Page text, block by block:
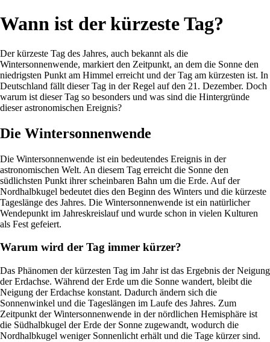
Wann ist der kürzeste Tag?
Der kürzeste Tag des Jahres, auch bekannt als die
Wintersonnenwende, markiert den Zeitpunkt, an dem die Sonne den
niedrigsten Punkt am Himmel erreicht und der Tag am kürzesten ist. In
Deutschland fällt dieser Tag in der Regel auf den 21. Dezember. Doch
warum ist dieser Tag so besonders und was sind die Hintergründe
dieser astronomischen Ereignis?
Die Wintersonnenwende
Die Wintersonnenwende ist ein bedeutendes Ereignis in der
astronomischen Welt. An diesem Tag erreicht die Sonne den
südlichsten Punkt ihrer scheinbaren Bahn um die Erde. Auf der
Nordhalbkugel bedeutet dies den Beginn des Winters und die kürzeste
Tageslänge des Jahres. Die Wintersonnenwende ist ein natürlicher
Wendepunkt im Jahreskreislauf und wurde schon in vielen Kulturen
als Fest gefeiert.
Warum wird der Tag immer kürzer?
Das Phänomen der kürzesten Tag im Jahr ist das Ergebnis der Neigung
der Erdachse. Während der Erde um die Sonne wandert, bleibt die
Neigung der Erdachse konstant. Dadurch ändern sich die
Sonnenwinkel und die Tageslängen im Laufe des Jahres. Zum
Zeitpunkt der Wintersonnenwende in der nördlichen Hemisphäre ist
die Südhalbkugel der Erde der Sonne zugewandt, wodurch die
Nordhalbkugel weniger Sonnenlicht erhält und die Tage kürzer sind.